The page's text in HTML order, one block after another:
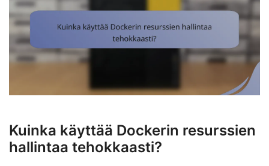
Kuinka käyttää Dockerin resurssien
hallintaa tehokkaasti?